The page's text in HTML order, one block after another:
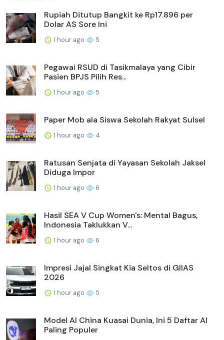
Rupiah Ditutup Bangkit ke Rp17.896 per
Dolar AS Sore Ini
1 hour ago 5
Pegawai RSUD di Tasikmalaya yang Cibir
Pasien BPJS Pilih Res...
1 hour ago 5
Paper Mob ala Siswa Sekolah Rakyat Sulsel
1 hour ago 4
Ratusan Senjata di Yayasan Sekolah Jaksel
Diduga Impor
1 hour ago 6
Hasil SEA V Cup Women's: Mental Bagus,
Indonesia Taklukkan V...
1 hour ago 6
Impresi Jajal Singkat Kia Seltos di GIIAS
2026
1 hour ago 5
Model AI China Kuasai Dunia, Ini 5 Daftar AI
Paling Populer